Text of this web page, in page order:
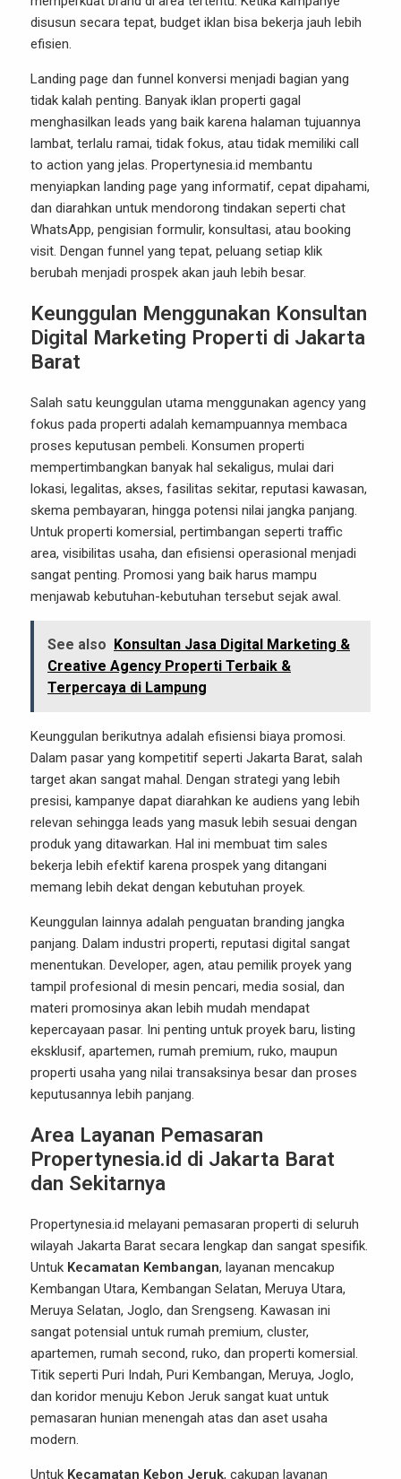
disusun secara tepat, budget iklan bisa bekerja jauh lebih
efisien.
Landing page dan funnel konversi menjadi bagian yang
tidak kalah penting. Banyak iklan properti gagal
menghasilkan leads yang baik karena halaman tujuannya
lambat, terlalu ramai, tidak fokus, atau tidak memiliki call
to action yang jelas. Propertynesia.id membantu
menyiapkan landing page yang informatif, cepat dipahami,
dan diarahkan untuk mendorong tindakan seperti chat
WhatsApp, pengisian formulir, konsultasi, atau booking
visit. Dengan funnel yang tepat, peluang setiap klik
berubah menjadi prospek akan jauh lebih besar.
Keunggulan Menggunakan Konsultan
Digital Marketing Properti di Jakarta
Barat
Salah satu keunggulan utama menggunakan agency yang
fokus pada properti adalah kemampuannya membaca
proses keputusan pembeli. Konsumen properti
mempertimbangkan banyak hal sekaligus, mulai dari
lokasi, legalitas, akses, fasilitas sekitar, reputasi kawasan,
skema pembayaran, hingga potensi nilai jangka panjang.
Untuk properti komersial, pertimbangan seperti traffic
area, visibilitas usaha, dan efisiensi operasional menjadi
sangat penting. Promosi yang baik harus mampu
menjawab kebutuhan-kebutuhan tersebut sejak awal.
See also Konsultan Jasa Digital Marketing &
Creative Agency Properti Terbaik &
Terpercaya di Lampung
Keunggulan berikutnya adalah efisiensi biaya promosi.
Dalam pasar yang kompetitif seperti Jakarta Barat, salah
target akan sangat mahal. Dengan strategi yang lebih
presisi, kampanye dapat diarahkan ke audiens yang lebih
relevan sehingga leads yang masuk lebih sesuai dengan
produk yang ditawarkan. Hal ini membuat tim sales
bekerja lebih efektif karena prospek yang ditangani
memang lebih dekat dengan kebutuhan proyek.
Keunggulan lainnya adalah penguatan branding jangka
panjang. Dalam industri properti, reputasi digital sangat
menentukan. Developer, agen, atau pemilik proyek yang
tampil profesional di mesin pencari, media sosial, dan
materi promosinya akan lebih mudah mendapat
kepercayaan pasar. Ini penting untuk proyek baru, listing
eksklusif, apartemen, rumah premium, ruko, maupun
properti usaha yang nilai transaksinya besar dan proses
keputusannya lebih panjang.
Area Layanan Pemasaran
Propertynesia.id di Jakarta Barat
dan Sekitarnya
Propertynesia.id melayani pemasaran properti di seluruh
wilayah Jakarta Barat secara lengkap dan sangat spesifik.
Untuk Kecamatan Kembangan, layanan mencakup
Kembangan Utara, Kembangan Selatan, Meruya Utara,
Meruya Selatan, Joglo, dan Srengseng. Kawasan ini
sangat potensial untuk rumah premium, cluster,
apartemen, rumah second, ruko, dan properti komersial.
Titik seperti Puri Indah, Puri Kembangan, Meruya, Joglo,
dan koridor menuju Kebon Jeruk sangat kuat untuk
pemasaran hunian menengah atas dan aset usaha
modern.
Untuk Kecamatan Kebon Jeruk, cakupan layanan